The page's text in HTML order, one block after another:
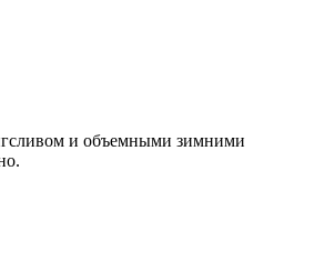
и объемными зимними